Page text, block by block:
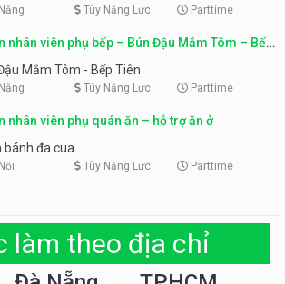
Tùy Năng Lực Parttime
nhân viên phụ bếp – Bún Đậu Mắm Tôm – Bếp
Mắm Tôm - Bếp Tiên
Tùy Năng Lực Parttime
nhân viên phụ quán ăn – hỗ trợ ăn ở
bánh đa cua
Tùy Năng Lực Parttime
làm theo địa chỉ